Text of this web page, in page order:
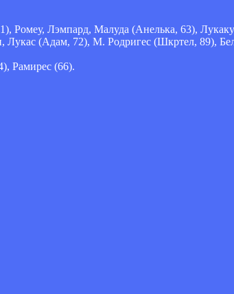
Ромеу, Лэмпард, Малуда (Анелька, 63),
Лукас (Адам, 72), М. Родригес (Шкртел, 89),
Рамирес (66).